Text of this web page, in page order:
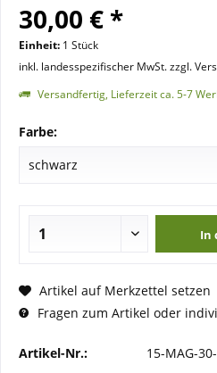
30,00 € *
Einheit: 1 Stück
inkl. landesspezifischer MwSt. zzgl.
Versandfertig, Lieferzeit ca. 5-7
Farbe:
In
Artikel auf Merkzettel setzen
Fragen zum Artikel oder
Artikel-Nr.: 15-MAG-